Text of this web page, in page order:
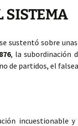
SISTEMA
sustentó sobre unas
, la subordinación
de partidos, el
incuestionable